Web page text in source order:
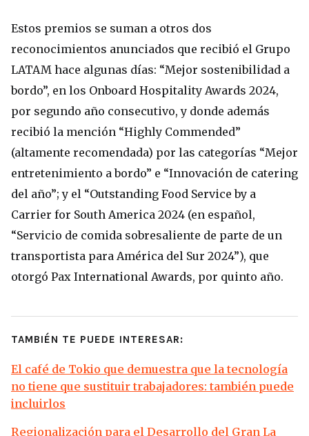
Estos premios se suman a otros dos
reconocimientos anunciados que recibió el Grupo
LATAM hace algunas días: “Mejor sostenibilidad a
bordo”, en los Onboard Hospitality Awards 2024,
por segundo año consecutivo, y donde además
recibió la mención “Highly Commended”
(altamente recomendada) por las categorías “Mejor
entretenimiento a bordo” e “Innovación de catering
del año”; y el “Outstanding Food Service by a
Carrier for South America 2024 (en español,
“Servicio de comida sobresaliente de parte de un
transportista para América del Sur 2024”), que
otorgó Pax International Awards, por quinto año.
TAMBIÉN TE PUEDE INTERESAR:
El café de Tokio que demuestra que la tecnología
no tiene que sustituir trabajadores: también puede
incluirlos
Regionalización para el Desarrollo del Gran La